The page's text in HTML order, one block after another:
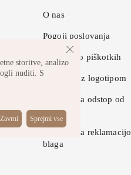
storitve, analizo
nuditi. S
Zavrni Sprejmi vse
O nas
Pogoji poslovanja
Pravilnik o piškotkih
Nogavice z logotipom
Obrazec za odstop od
pogodbe
Obrazec za reklamacijo
blaga